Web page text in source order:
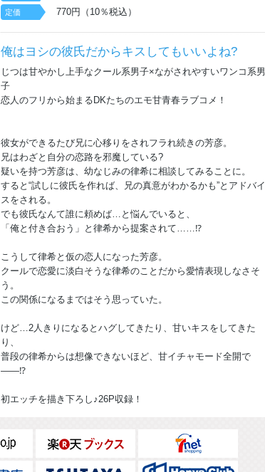
定価 770円（10％税込）
俺はヨシの彼氏だからキスしてもいいよね?
じつは甘やかし上手なクール系男子×ながされやすいワンコ系男
子
恋人のフリから始まるDKたちのエモ甘青春ラブコメ！
彼女ができるたび兄に心移りをされフラれ続きの芳彦。
兄はわざと自分の恋路を邪魔している?
疑いを持つ芳彦は、幼なじみの律希に相談してみることに。
すると“試しに彼氏を作れば、兄の真意がわかるかも”とアドバイ
スをされる。
でも彼氏なんて誰に頼めば…と悩んでいると、
「俺と付き合おう」と律希から提案されて……⁉
こうして律希と仮の恋人になった芳彦。
クールで恋愛に淡白そうな律希のことだから愛情表現しなさそ
う。
この関係になるまではそう思っていた。
けど…2人きりになるとハグしてきたり、甘いキスをしてきた
り、
普段の律希からは想像できないほど、甘イチャモード全開で
――⁉
初エッチを描き下ろし♪26P収録！